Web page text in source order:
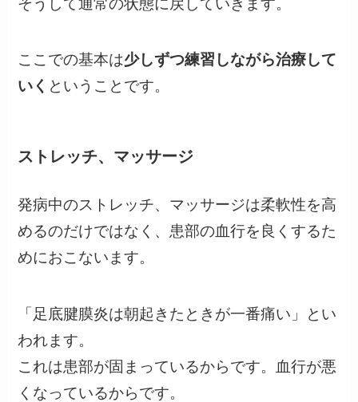
ここでの基本は少しずつ練習しながら治療して
いく ということです。
ストレッチ、マッサージ
発病中のストレッチ、マッサージは柔軟性を高
めるのだけではなく、患部の血行を良くするた
めにおこないます。
「足底腱膜炎は朝起きたときが一番痛い」とい
われます。
これは患部が固まっているからです。血行が悪
くなっているからです。